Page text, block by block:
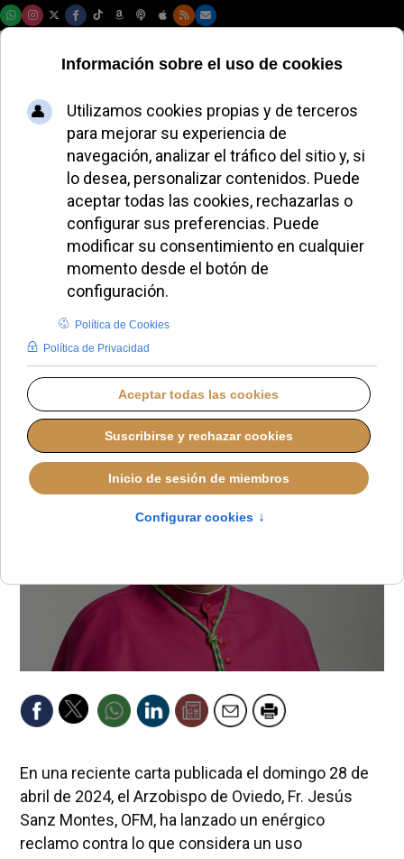
Monseñor Sanz
Montes acusa al
Gobierno de
manipulación en el
tratamiento de la
pederastia
REDACCIÓN ESPAÑA VIERNES, 03 MAYO 2024 14:44
En una reciente carta publicada el domingo 28 de
abril de 2024, el Arzobispo de Oviedo, Fr. Jesús
Sanz Montes, OFM, ha lanzado un enérgico
reclamo contra lo que considera un uso